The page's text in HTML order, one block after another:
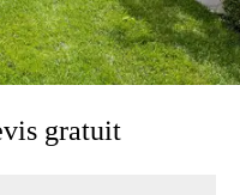
gratuit